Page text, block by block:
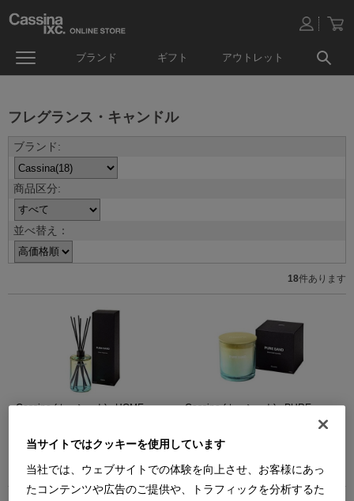
ブランド ギフト アウトレット
フレグランス・キャンドル
並べ替え：
18件あります
Cassina (カッシーナ) - HOME
（PURE SAND 500ml）
在庫：残りわずか
Cassina (カッシーナ) - PURE
￥33,000
在庫：在庫あり
当サイトではクッキーを使用しています
当社では、ウェブサイトでの体験を向上させ、お客様にあっ
たコンテンツや広告のご提供や、トラフィックを分析するた